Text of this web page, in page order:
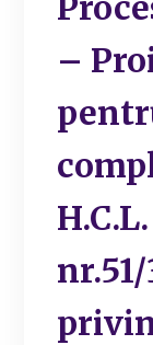
–
nr.51/